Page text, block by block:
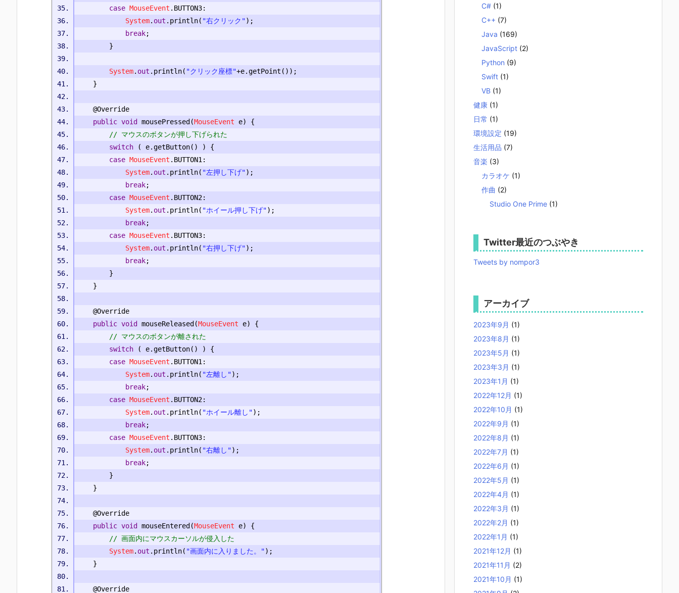
case MouseEvent . BUTTON3:
System. out . println( "右クリック");
break;
}
System. out . println( "クリック座標"+e.getPoint ());
}
@Override
public void mousePressed(MouseEvent e)
{
// マウスのボタンが押し下げられた
switch
( e.getButton() )
{
case MouseEvent . BUTTON1 :
System. out . println( "左押し下げ");
break;
case MouseEvent . BUTTON2:
System. out . println( "ホイール押し下げ");
break;
case MouseEvent . BUTTON3:
System. out . println( "右押し下げ");
break;
}
}
@Override
public void mouseReleased(MouseEvent e)
{
// マウスのボタンが離された
switch
( e.getButton() )
{
case MouseEvent . BUTTON1 :
System. out . println( "左離し");
break;
case MouseEvent . BUTTON2:
System. out . println( "ホイール離し");
break;
case MouseEvent . BUTTON3:
System. out . println( "右離し");
break;
}
}
@Override
public void mouseEntered(MouseEvent e)
{
// 画面内にマウスカーソルが侵入した
System. out . println( "画面内に入りました。");
}
@Override
C# (1)
C++ (7)
Java (169)
JavaScript (2)
Python (9)
Swift (1)
VB (1)
健康 (1)
日常 (1)
環境設定 (19)
生活用品 (7)
音楽 (3)
カラオケ (1)
作曲 (2)
Studio One Prime (1)
Twitter最近のつぶやき
Tweets by nompor3
アーカイブ
2023年9月 (1)
2023年8月 (1)
2023年5月 (1)
2023年3月 (1)
2023年1月 (1)
2022年12月 (1)
2022年10月 (1)
2022年9月 (1)
2022年8月 (1)
2022年7月 (1)
2022年6月 (1)
2022年5月 (1)
2022年4月 (1)
2022年3月 (1)
2022年2月 (1)
2022年1月 (1)
2021年12月 (1)
2021年11月 (2)
2021年10月 (1)